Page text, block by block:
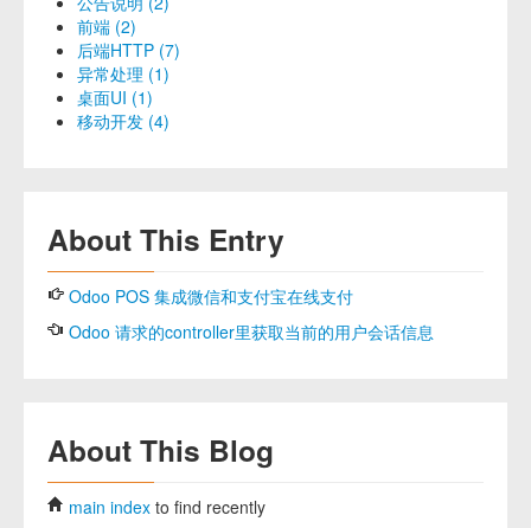
前端 (2)
后端HTTP (7)
异常处理 (1)
桌面UI (1)
移动开发 (4)
About This Entry
Odoo POS 集成微信和支付宝在线支付
Odoo 请求的controller里获取当前的用户会话信息
About This Blog
main index to find recently